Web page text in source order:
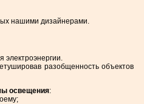
нашими дизайнерами.
электроэнергии.
разобщенность объектов
освещения: